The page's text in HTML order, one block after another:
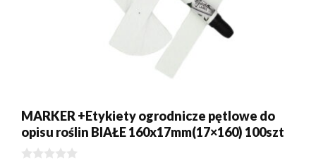
MARKER +Etykiety ogrodnicze pętlowe do
opisu roślin BIAŁE 160x17mm(17×160) 100szt